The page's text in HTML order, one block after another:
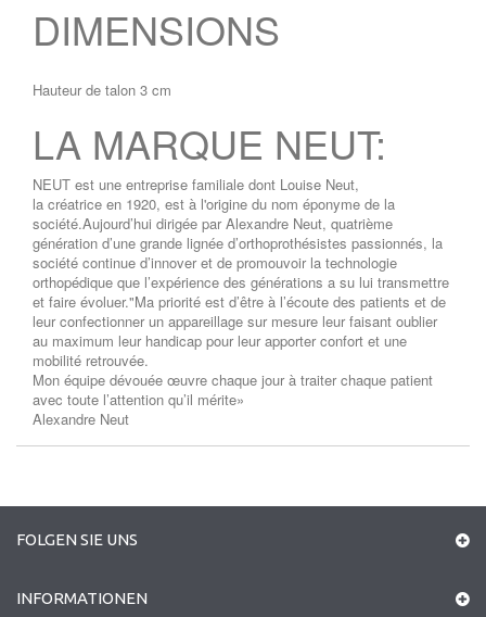
DIMENSIONS
Hauteur de talon 3 cm
LA MARQUE NEUT:
NEUT est une entreprise familiale dont Louise Neut,
la créatrice en 1920, est à l'origine du nom éponyme de la
société.Aujourd’hui dirigée par Alexandre Neut, quatrième
génération d’une grande lignée d’orthoprothésistes passionnés, la
société continue d’innover et de promouvoir la technologie
orthopédique que l’expérience des générations a su lui transmettre
et faire évoluer."Ma priorité est d’être à l’écoute des patients et de
leur confectionner un appareillage sur mesure leur faisant oublier
au maximum leur handicap pour leur apporter confort et une
mobilité retrouvée.
Mon équipe dévouée œuvre chaque jour à traiter chaque patient
avec toute l’attention qu’il mérite»
Alexandre Neut
FOLGEN SIE UNS
INFORMATIONEN